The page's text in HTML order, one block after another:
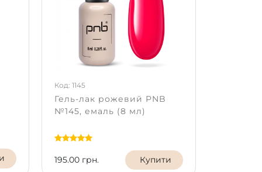
Код: 1145
Гель-лак рожевий PNB
№145, емаль (8 мл)
195.00 грн. Купити